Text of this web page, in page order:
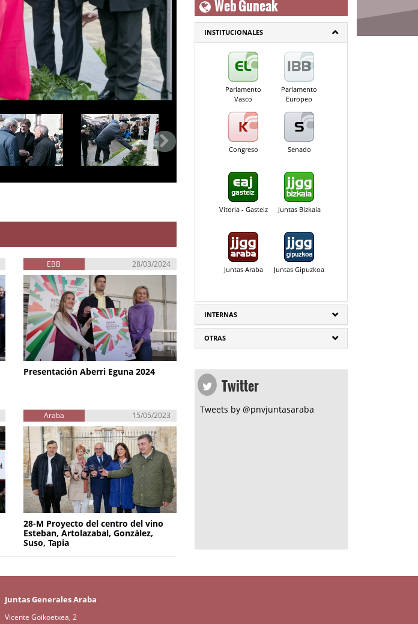
EBB 28/03/2024
Presentación Aberri Eguna 2024
Araba 15/05/2023
28-M Proyecto del centro del vino
Esteban, Artolazabal, González,
Suso, Tapia
INSTITUCIONALES
Parlamento
Vasco
Parlamento
Europeo
Congreso Senado
Vitoria - Gasteiz Juntas Bizkaia
Juntas Araba Juntas Gipuzkoa
INTERNAS
OTRAS
Twitter
Tweets by @pnvjuntasaraba
Juntas Generales Araba
Vicente Goikoetxea, 2